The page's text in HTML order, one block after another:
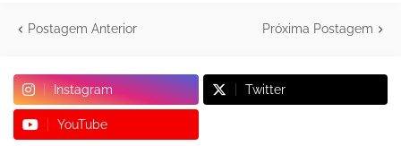
Postagem Anterior Próxima Postagem
Instagram Twitter
YouTube